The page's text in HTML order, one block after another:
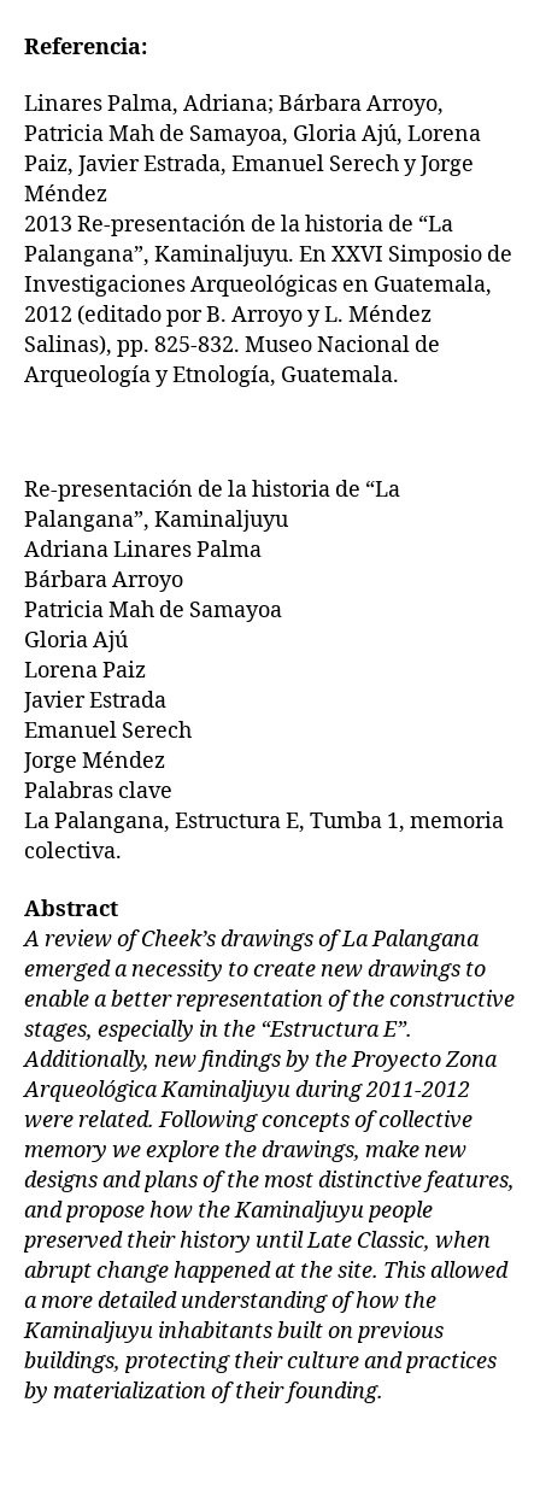
Referencia:
Linares Palma, Adriana; Bárbara Arroyo,
Patricia Mah de Samayoa, Gloria Ajú, Lorena
Paiz, Javier Estrada, Emanuel Serech y Jorge
Méndez
2013 Re-presentación de la historia de “La
Palangana”, Kaminaljuyu. En XXVI Simposio de
Investigaciones Arqueológicas en Guatemala,
2012 (editado por B. Arroyo y L. Méndez
Salinas), pp. 825-832. Museo Nacional de
Arqueología y Etnología, Guatemala.
Re-presentación de la historia de “La
Palangana”, Kaminaljuyu
Adriana Linares Palma
Bárbara Arroyo
Patricia Mah de Samayoa
Gloria Ajú
Lorena Paiz
Javier Estrada
Emanuel Serech
Jorge Méndez
Palabras clave
La Palangana, Estructura E, Tumba 1, memoria
colectiva.
Abstract
A review of Cheek’s drawings of La Palangana
emerged a necessity to create new drawings to
enable a better representation of the constructive
stages, especially in the “Estructura E”.
Additionally, new findings by the Proyecto Zona
Arqueológica Kaminaljuyu during 2011-2012
were related. Following concepts of collective
memory we explore the drawings, make new
designs and plans of the most distinctive features,
and propose how the Kaminaljuyu people
preserved their history until Late Classic, when
abrupt change happened at the site. This allowed
a more detailed understanding of how the
Kaminaljuyu inhabitants built on previous
buildings, protecting their culture and practices
by materialization of their founding.